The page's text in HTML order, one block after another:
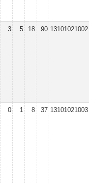
3 5 18 90 13101021002
0 1 8 37 13101021003